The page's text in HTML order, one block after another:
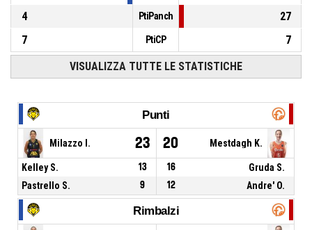
4
PtiPanch
27
7
PtiCP 7
VISUALIZZA TUTTE LE STATISTICHE
Punti
Milazzo I. 23 20 Mestdagh K.
Kelley S. 13 16
Gruda S.
Pastrello S.
9 12 Andre' O.
Rimbalzi